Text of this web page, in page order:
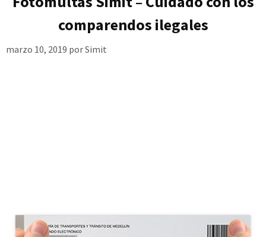
comparendos ilegales
marzo 10, 2019 porSimit